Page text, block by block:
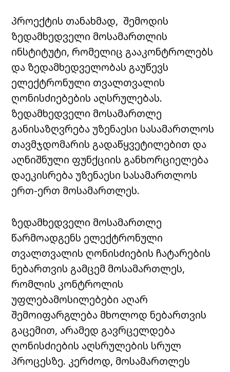
პროექტის თანახმად, შემოდის
ზედამხედველი მოსამართლის
ინსტიტუტი, რომელიც გააკონტროლებს
და ზედამხედველობას გაუწევს
ელექტრონული თვალთვალის
ღონისძიებების აღსრულებას.
ზედამხედველი მოსამართლე
განისაზღვრება უზენაესი სასამართლოს
თავმჯდომარის გადაწყვეტილებით და
აღნიშნული ფუნქციის განხორციელება
დაეკისრება უზენაესი სასამართლოს
ერთ-ერთ მოსამართლეს.
ზედამხედველი მოსამართლე
წარმოადგენს ელექტრონული
თვალთვალის ღონისძიების ჩატარების
ნებართვის გამცემ მოსამართლეს,
რომლის კონტროლის
უფლებამოსილებები აღარ
შემოიფარგლება მხოლოდ ნებართვის
გაცემით, არამედ გავრცელდება
ღონისძიების აღსრულების სრულ
პროცესზე. კერძოდ, მოსამართლეს